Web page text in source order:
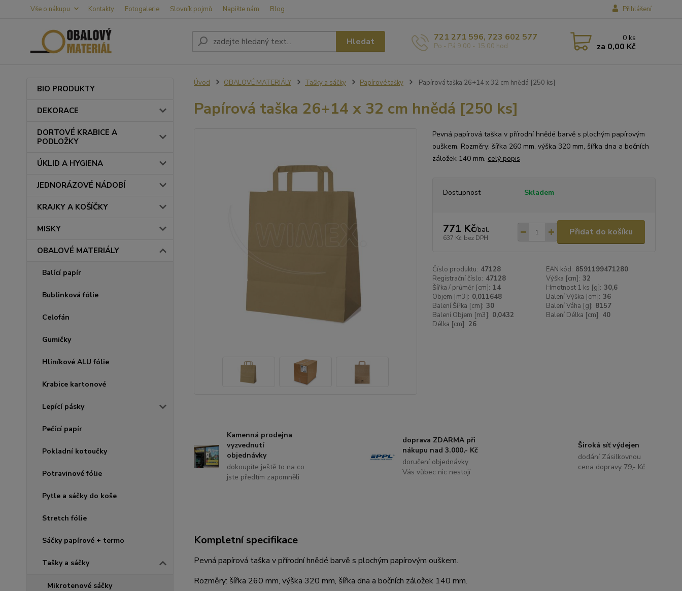
Vše o nákupu Kontakty Fotogalerie Slovník pojmů Napište nám Blog Přihlášení
Hledat 721 271 596, 723 602 577
Po - Pá 9,00 - 15,00 hod
0 ks
za 0,00 Kč
BIO PRODUKTY
DEKORACE
DORTOVÉ KRABICE A
PODLOŽKY
ÚKLID A HYGIENA
JEDNORÁZOVÉ NÁDOBÍ
KRAJKY A KOŠÍČKY
MISKY
OBALOVÉ MATERIÁLY
Balící papír
Bublinková fólie
Celofán
Gumičky
Hliníkové ALU fólie
Krabice kartonové
Lepící pásky
Pečící papír
Pokladní kotoučky
Potravinové fólie
Pytle a sáčky do koše
Stretch fólie
Sáčky papírové + termo
Tašky a sáčky
Mikrotenové sáčky
Úvod OBALOVÉ MATERIÁLY Tašky a sáčky Papírové tašky Papírová taška 26+14 x 32 cm hnědá [250 ks]
Papírová taška 26+14 x 32 cm hnědá [250 ks]
Pevná papírová taška v přírodní hnědé barvě s plochým papírovým
ouškem. Rozměry: šířka 260 mm, výška 320 mm, šířka dna a bočních
záložek 140 mm. celý popis
Dostupnost Skladem
771 Kč/bal.
637 Kč bez DPH
Přidat do košíku
Číslo produktu: 47128 EAN kód: 8591199471280
Registrační číslo: 47128 Výška [cm]: 32
Šířka / průměr [cm]: 14 Hmotnost 1 ks [g]: 30,6
Objem [m3]: 0,011648 Balení Výška [cm]: 36
Balení Šířka [cm]: 30 Balení Váha [g]: 8157
Balení Objem [m3]: 0,0432 Balení Délka [cm]: 40
Délka [cm]: 26
Kamenná prodejna
vyzvednutí
objednávky
dokoupíte ještě to na co
jste předtím zapomněli
doprava ZDARMA při
nákupu nad 3.000,- Kč
doručení objednávky
Vás vůbec nic nestojí
Široká síť výdejen
dodání Zásilkovnou
cena dopravy 79,- Kč
Kompletní specifikace
Pevná papírová taška v přírodní hnědé barvě s plochým papírovým ouškem.
Rozměry: šířka 260 mm, výška 320 mm, šířka dna a bočních záložek 140 mm.